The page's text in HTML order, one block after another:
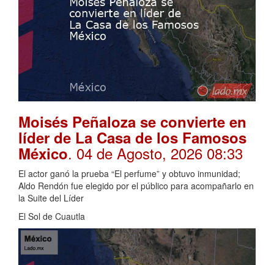
Moisés Peñaloza se convierte en
líder de La Casa de los Famosos
México. 04 de Agosto, 2026 08:33
El actor ganó la prueba “El perfume” y obtuvo inmunidad;
Aldo Rendón fue elegido por el público para acompañarlo en
la Suite del Líder
El Sol de Cuautla